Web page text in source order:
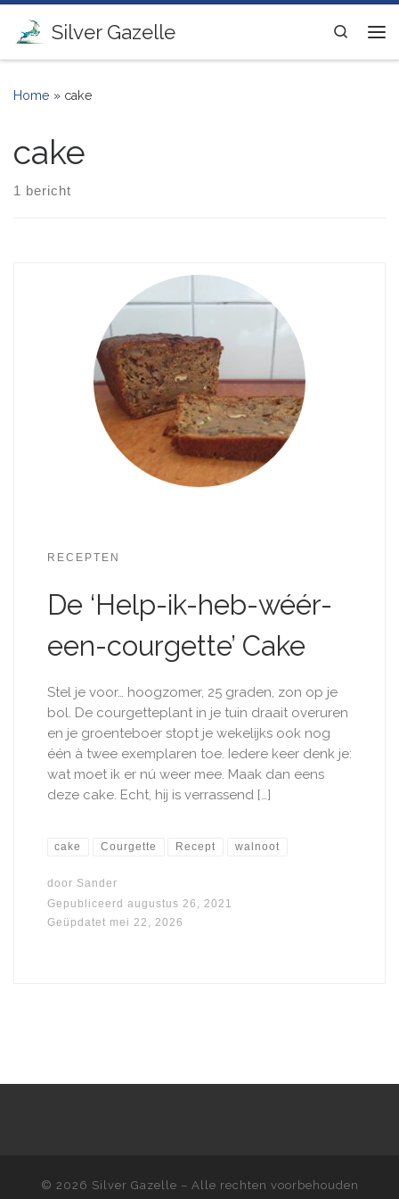
Ga naar inhoud
Silver Gazelle
Search
Home » cake
cake
1 bericht
RECEPTEN
De ‘Help-ik-heb-wéér-
een-courgette’ Cake
Stel je voor… hoogzomer, 25 graden, zon op je
bol. De courgetteplant in je tuin draait overuren
en je groenteboer stopt je wekelijks ook nog
één à twee exemplaren toe. Iedere keer denk je:
wat moet ik er nú weer mee. Maak dan eens
deze cake. Echt, hij is verrassend […]
cake Courgette Recept walnoot
door Sander
Gepubliceerd augustus 26, 2021
Geüpdatet mei 22, 2026
© 2026 Silver Gazelle – Alle rechten voorbehouden